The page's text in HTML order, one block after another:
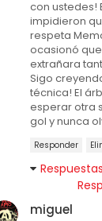
con ustedes!
impidieron
respeta
ocasionó
extrañara
Sigo
técnica! El
esperar otra
gol y nunca
Responder
Respuestas
miguel